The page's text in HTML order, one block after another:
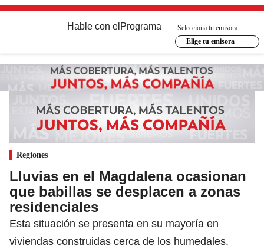
Hable con el Programa
Selecciona tu emisora
Elige tu emisora
Regiones
Lluvias en el Magdalena ocasionan
que babillas se desplacen a zonas
residenciales
Esta situación se presenta en su mayoría en
viviendas construidas cerca de los humedales.